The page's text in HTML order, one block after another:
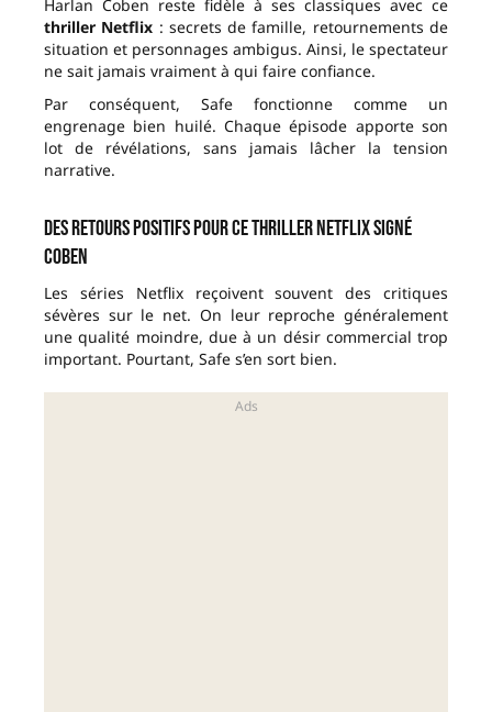
Harlan Coben reste fidèle à ses classiques avec ce
thriller Netflix : secrets de famille, retournements de
situation et personnages ambigus. Ainsi, le spectateur
ne sait jamais vraiment à qui faire confiance.
Par conséquent, Safe fonctionne comme un
engrenage bien huilé. Chaque épisode apporte son
lot de révélations, sans jamais lâcher la tension
narrative.
Des retours positifs pour ce thriller Netflix signé
Coben
Les séries Netflix reçoivent souvent des critiques
sévères sur le net. On leur reproche généralement
une qualité moindre, due à un désir commercial trop
important. Pourtant, Safe s’en sort bien.